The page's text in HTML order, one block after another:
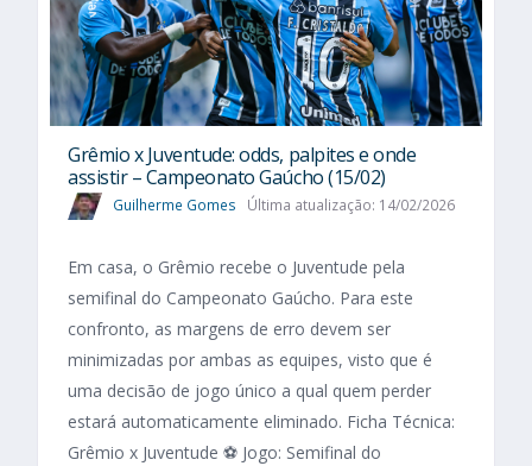
Grêmio x Juventude: odds, palpites e onde
assistir – Campeonato Gaúcho (15/02)
Guilherme Gomes Última atualização: 14/02/2026
Em casa, o Grêmio recebe o Juventude pela
semifinal do Campeonato Gaúcho. Para este
confronto, as margens de erro devem ser
minimizadas por ambas as equipes, visto que é
uma decisão de jogo único a qual quem perder
estará automaticamente eliminado. Ficha Técnica:
Grêmio x Juventude ⚽ Jogo: Semifinal do